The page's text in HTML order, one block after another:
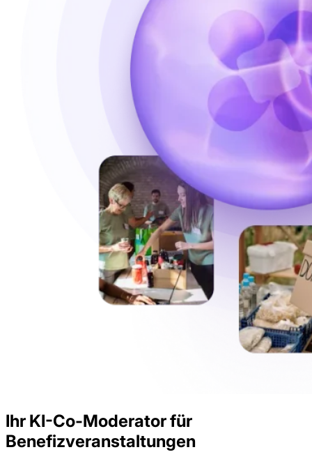
Ihr KI-Co-Moderator für
Benefizveranstaltungen